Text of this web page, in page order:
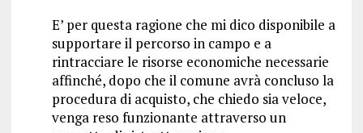
E’ per questa ragione che mi dico disponibile a
supportare il percorso in campo e a
rintracciare le risorse economiche necessarie
affinché, dopo che il comune avrà concluso la
procedura di acquisto, che chiedo sia veloce,
venga reso funzionante attraverso un